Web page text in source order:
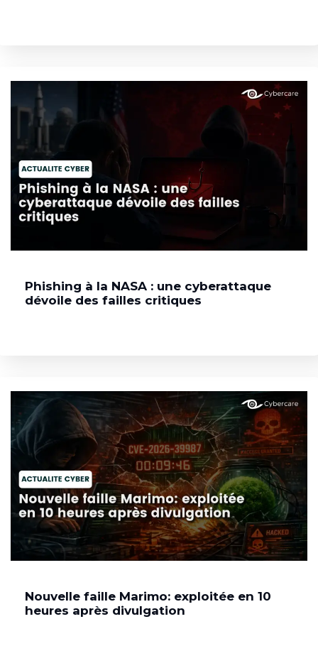
Phishing à la NASA : une cyberattaque
dévoile des failles critiques
Nouvelle faille Marimo: exploitée en 10
heures après divulgation